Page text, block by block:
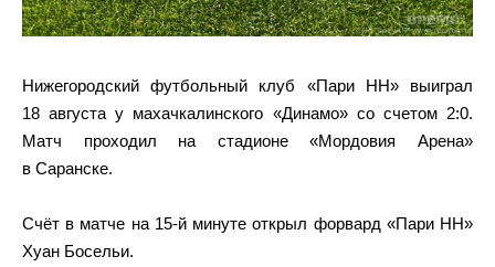
Нижегородский футбольный клуб «Пари НН» выиграл
18 августа у махачкалинского «Динамо» со счетом 2:0.
Матч проходил на стадионе «Мордовия Арена»
в Саранске.
Счёт в матче на 15-й минуте открыл форвард «Пари НН»
Хуан Босельи.